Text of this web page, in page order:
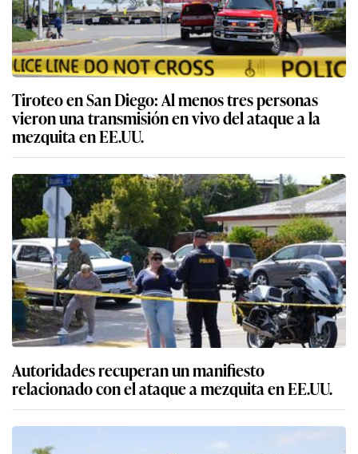
Tiroteo en San Diego: Al menos tres personas
vieron una transmisión en vivo del ataque a la
mezquita en EE.UU.
Autoridades recuperan un manifiesto
relacionado con el ataque a mezquita en EE.UU.